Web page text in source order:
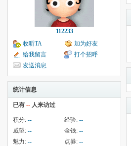
112233
收听TA
加为好友
给我留言
打个招呼
发送消息
统计信息
已有 -- 人来访过
积分: -- 经验: --
威望: -- 金钱: --
魅力: -- 点券: --